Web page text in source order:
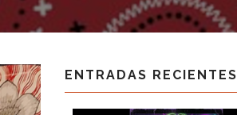
ENTRADAS RECIENTES